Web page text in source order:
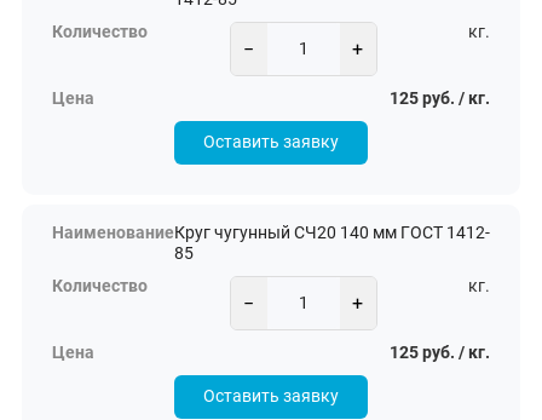
− +
кг.
125 руб. / кг.
Оставить заявку
Круг чугунный СЧ20 140 мм ГОСТ 1412-
85
− +
кг.
125 руб. / кг.
Оставить заявку